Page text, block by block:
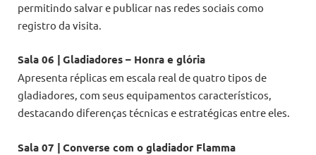
permitindo salvar e publicar nas redes sociais como
registro da visita.
Sala 06 | Gladiadores – Honra e glória
Apresenta réplicas em escala real de quatro tipos de
gladiadores, com seus equipamentos característicos,
destacando diferenças técnicas e estratégicas entre eles.
Sala 07 | Converse com o gladiador Flamma